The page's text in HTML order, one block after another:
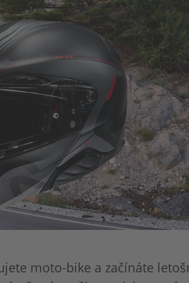
moto-bike a začínáte